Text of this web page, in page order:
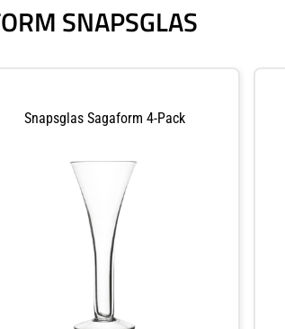
SNAPSGLAS
Snapsglas Sagaform 4-Pack